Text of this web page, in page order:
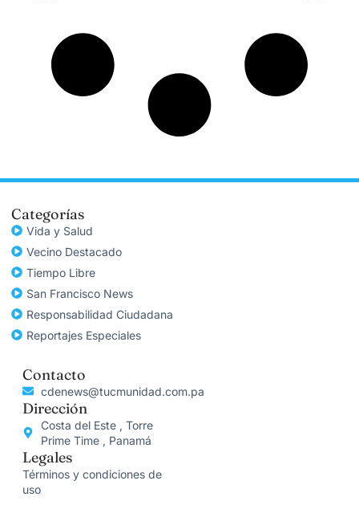
Categorías
Vida y Salud
Vecino Destacado
Tiempo Libre
San Francisco News
Responsabilidad Ciudadana
Reportajes Especiales
Contacto
cdenews@tucmunidad.com.pa
Dirección
Costa del Este , Torre
Prime Time , Panamá
Legales
Términos y condiciones de
uso